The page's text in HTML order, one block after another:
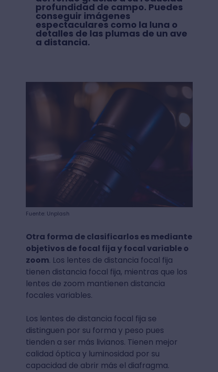
profundidad de campo. Puedes
conseguir imágenes
espectaculares como la luna o
detalles de las plumas de un ave
a distancia.
Fuente: Unplash
Otra forma de clasificarlos es mediante
objetivos de focal fija y focal variable o
zoom. Los lentes de distancia focal fija
tienen distancia focal fija, mientras que los
lentes de zoom mantienen distancia
focales variables.
Los lentes de distancia focal fija se
distinguen por su forma y peso pues
tienden a ser más livianos. Tienen mejor
calidad óptica y luminosidad por su
capacidad de abrir más el diafragma.